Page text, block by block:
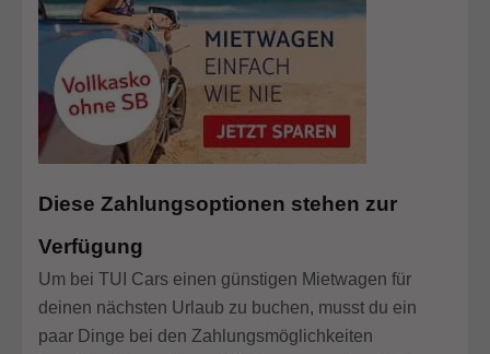
Diese Zahlungsoptionen stehen zur
Verfügung
Um bei TUI Cars einen günstigen Mietwagen für
deinen nächsten Urlaub zu buchen, musst du ein
paar Dinge bei den Zahlungsmöglichkeiten